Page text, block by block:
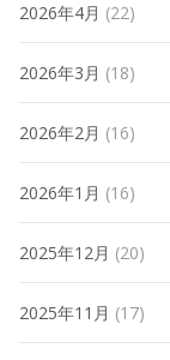
2026年4月 (22)
2026年3月 (18)
2026年2月 (16)
2026年1月 (16)
2025年12月 (20)
2025年11月 (17)